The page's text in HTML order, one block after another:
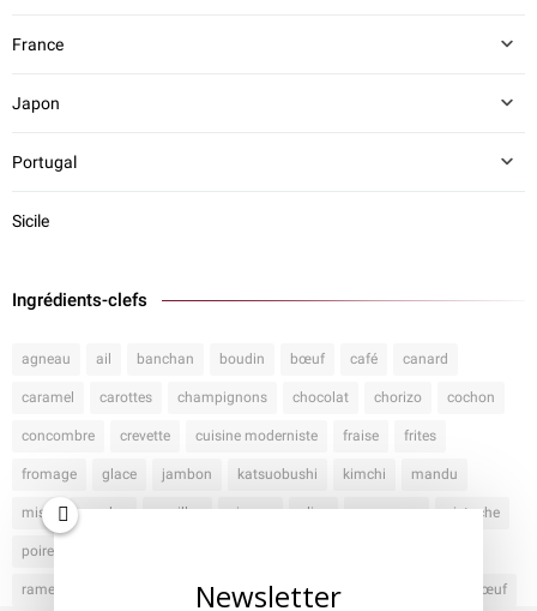
France
Japon
Portugal
Sicile
Ingrédients-clefs
agneau ail banchan boudin bœuf café canard
caramel carottes champignons chocolat chorizo cochon
concombre crevette cuisine moderniste fraise frites
fromage glace jambon katsuobushi kimchi mandu
miso moules nouilles oignon olive parmesan pistache
poireau
ramen sauce soja tapas thon œuf
Newsletter